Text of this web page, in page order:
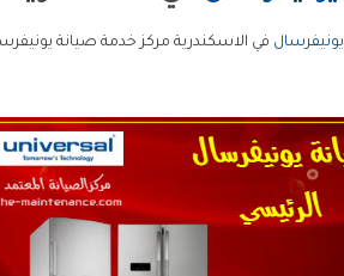
يونيفرسال في الاسكندرية مركز خدمة صيانة